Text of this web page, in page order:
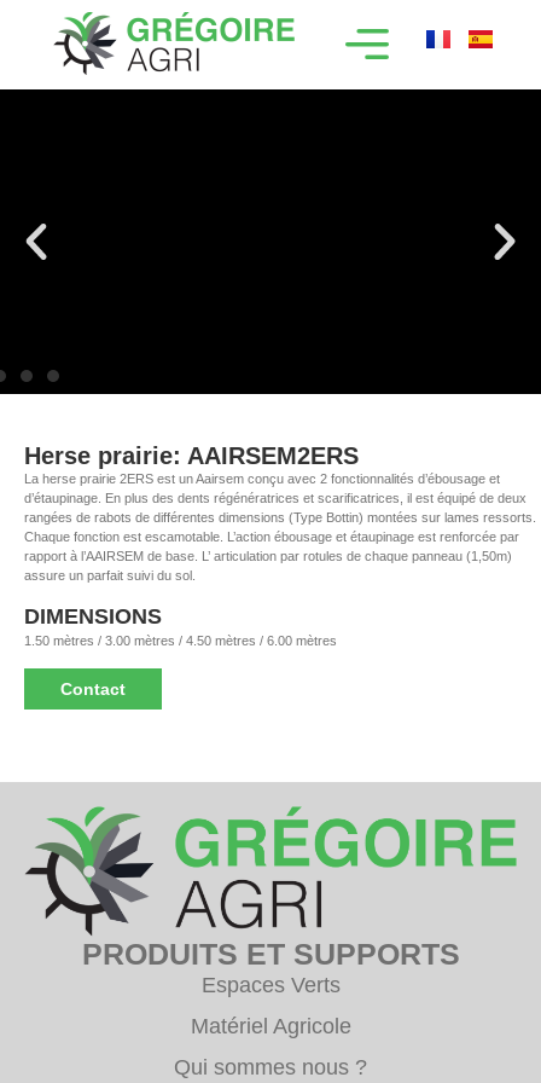
Herse prairie: AAIRSEM2ERS
La herse prairie 2ERS est un Aairsem conçu avec 2 fonctionnalités d’ébousage et
d’étaupinage. En plus des dents régénératrices et scarificatrices, il est équipé de deux
rangées de rabots de différentes dimensions (Type Bottin) montées sur lames ressorts.
Chaque fonction est escamotable. L’action ébousage et étaupinage est renforcée par
rapport à l’AAIRSEM de base. L’ articulation par rotules de chaque panneau (1,50m)
assure un parfait suivi du sol.
DIMENSIONS
1.50 mètres / 3.00 mètres / 4.50 mètres / 6.00 mètres
Contact
PRODUITS ET SUPPORTS
Espaces Verts
Matériel Agricole
Qui sommes nous ?